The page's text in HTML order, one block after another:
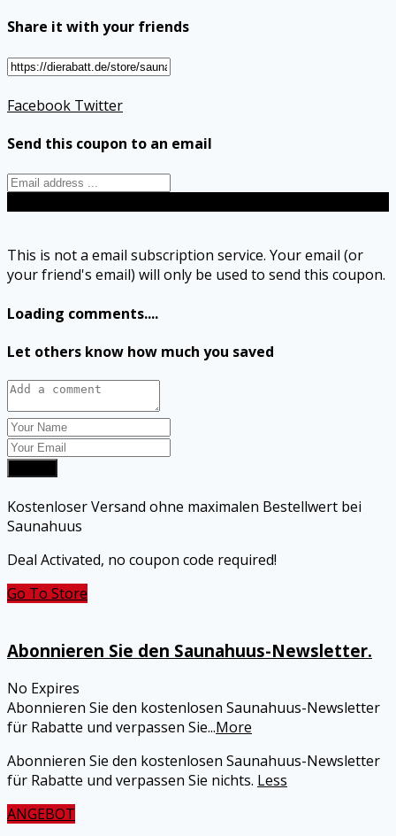
Share it with your friends
Facebook Twitter
Send this coupon to an email
This is not a email subscription service. Your email (or
your friend's email) will only be used to send this coupon.
Loading comments....
Let others know how much you saved
Kostenloser Versand ohne maximalen Bestellwert bei
Saunahuus
Deal Activated, no coupon code required!
Go To Store
Abonnieren Sie den Saunahuus-Newsletter.
No Expires
Abonnieren Sie den kostenlosen Saunahuus-Newsletter
für Rabatte und verpassen Sie...More
Abonnieren Sie den kostenlosen Saunahuus-Newsletter
für Rabatte und verpassen Sie nichts. Less
ANGEBOT